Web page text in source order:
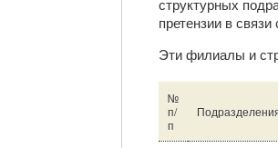
претензии в
Эти филиалы и
№
п/
п